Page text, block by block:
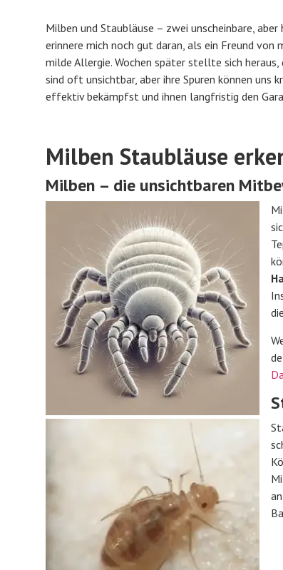
Milben und Staubläuse – zwei unscheinbare,
erinnere mich noch gut daran, als ein Freund
milde Allergie. Wochen später stellte sich
sind oft unsichtbar, aber ihre Spuren können uns
effektiv bekämpfst und ihnen langfristig den
Milben Staubläuse
Milben – die unsichtbaren